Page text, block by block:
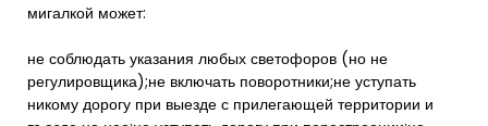
мигалкой может:
не соблюдать указания любых светофоров (но не
регулировщика);не включать поворотники;не уступать
никому дорогу при выезде с прилегающей территории и